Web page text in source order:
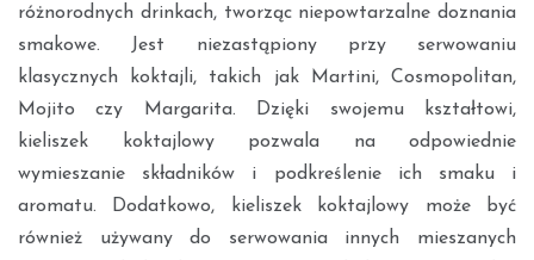
różnorodnych drinkach, tworząc niepowtarzalne doznania
smakowe. Jest niezastąpiony przy serwowaniu
klasycznych koktajli, takich jak Martini, Cosmopolitan,
Mojito czy Margarita. Dzięki swojemu kształtowi,
kieliszek koktajlowy pozwala na odpowiednie
wymieszanie składników i podkreślenie ich smaku i
aromatu. Dodatkowo, kieliszek koktajlowy może być
również używany do serwowania innych mieszanych